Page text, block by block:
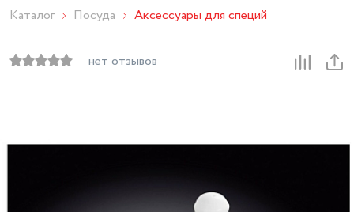
Каталог Посуда Аксессуары для специй
нет отзывов